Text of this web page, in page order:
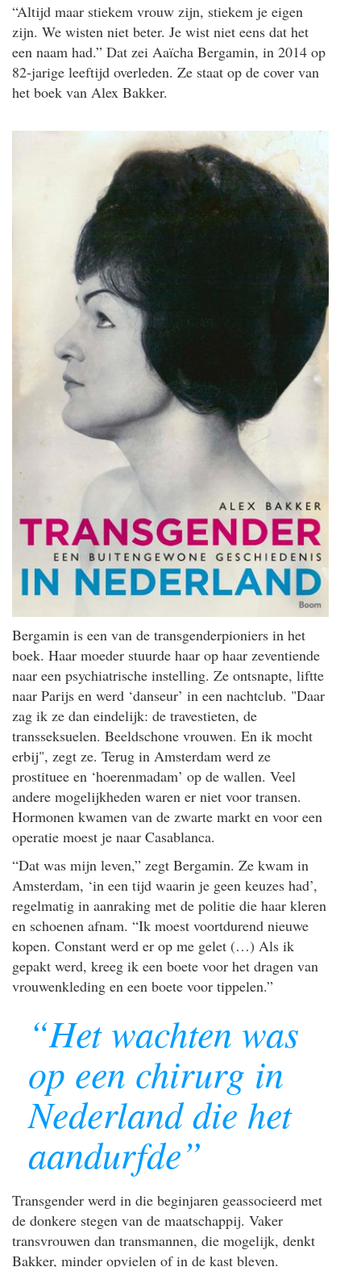
“Altijd maar stiekem vrouw zijn, stiekem je eigen
zijn. We wisten niet beter. Je wist niet eens dat het
een naam had.” Dat zei Aaïcha Bergamin, in 2014 op
82-jarige leeftijd overleden. Ze staat op de cover van
het boek van Alex Bakker.
Bergamin is een van de transgenderpioniers in het
boek. Haar moeder stuurde haar op haar zeventiende
naar een psychiatrische instelling. Ze ontsnapte, liftte
naar Parijs en werd ‘danseur’ in een nachtclub. "Daar
zag ik ze dan eindelijk: de travestieten, de
transseksuelen. Beeldschone vrouwen. En ik mocht
erbij", zegt ze. Terug in Amsterdam werd ze
prostituee en ‘hoerenmadam’ op de wallen. Veel
andere mogelijkheden waren er niet voor transen.
Hormonen kwamen van de zwarte markt en voor een
operatie moest je naar Casablanca.
“Dat was mijn leven,” zegt Bergamin. Ze kwam in
Amsterdam, ‘in een tijd waarin je geen keuzes had’,
regelmatig in aanraking met de politie die haar kleren
en schoenen afnam. “Ik moest voortdurend nieuwe
kopen. Constant werd er op me gelet (…) Als ik
gepakt werd, kreeg ik een boete voor het dragen van
vrouwenkleding en een boete voor tippelen.”
“Het wachten was
op een chirurg in
Nederland die het
aandurfde”
Transgender werd in die beginjaren geassocieerd met
de donkere stegen van de maatschappij. Vaker
transvrouwen dan transmannen, die mogelijk, denkt
Bakker, minder opvielen of in de kast bleven.